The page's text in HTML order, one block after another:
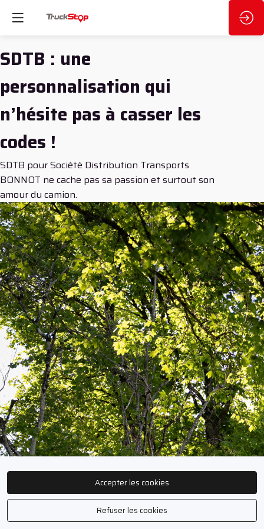
SDTB : une
personnalisation qui
n’hésite pas à casser les
codes !
SDTB pour Société Distribution Transports
BONNOT ne cache pas sa passion et surtout son
amour du camion.
Accepter les cookies
Refuser les cookies